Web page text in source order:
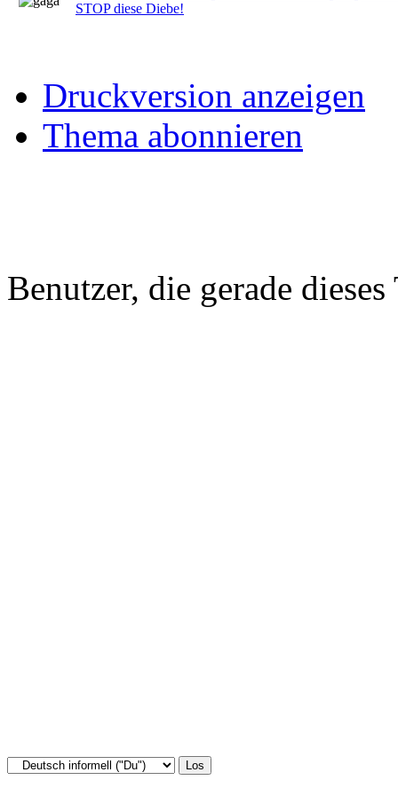
STOP diese Diebe!
Druckversion anzeigen
Thema abonnieren
Benutzer, die gerade